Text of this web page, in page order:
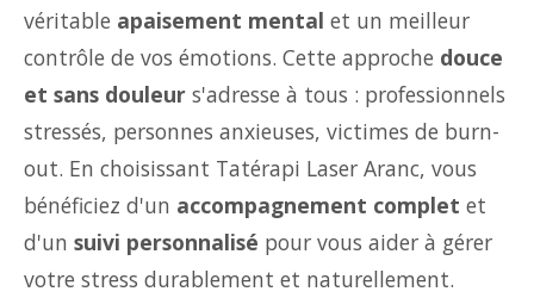
véritable apaisement mental et un meilleur
contrôle de vos émotions. Cette approche douce
et sans douleur s'adresse à tous : professionnels
stressés, personnes anxieuses, victimes de burn-
out. En choisissant Tatérapi Laser Aranc, vous
bénéficiez d'un accompagnement complet et
d'un suivi personnalisé pour vous aider à gérer
votre stress durablement et naturellement.